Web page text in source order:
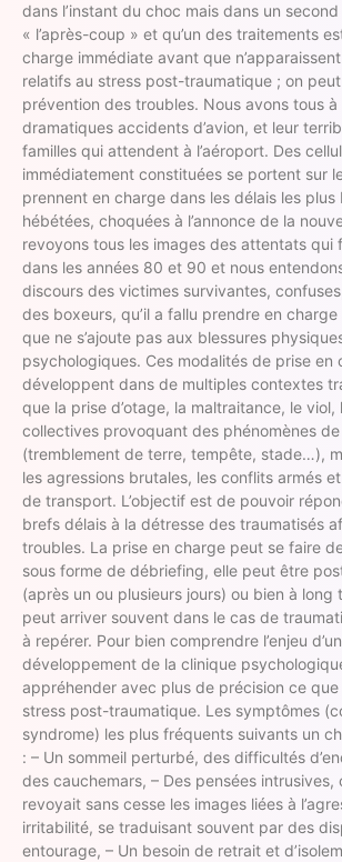
dans l’instant du choc mais dans un
« l’après-coup » et qu’un des traitements
charge immédiate avant que
relatifs au stress post-traumatique ; on
prévention des troubles. Nous avons tous à
dramatiques accidents d’avion, et leur
familles qui attendent à l’aéroport. Des
immédiatement constituées se portent sur
prennent en charge dans les délais les plus
hébétées, choquées à l’annonce de la
revoyons tous les images des attentats qui
dans les années 80 et 90 et nous
discours des victimes survivantes,
des boxeurs, qu’il a fallu prendre en
que ne s’ajoute pas aux blessures
psychologiques. Ces modalités de prise en
développent dans de multiples contextes
que la prise d’otage, la maltraitance, le viol,
collectives provoquant des phénomènes
(tremblement de terre, tempête, stade…),
les agressions brutales, les conflits armés
de transport. L’objectif est de pouvoir
brefs délais à la détresse des traumatisés
troubles. La prise en charge peut se faire
sous forme de débriefing, elle peut être
(après un ou plusieurs jours) ou bien à long
peut arriver souvent dans le cas de
à repérer. Pour bien comprendre l’enjeu
développement de la clinique
appréhender avec plus de précision ce que
stress post-traumatique. Les symptômes
syndrome) les plus fréquents suivants un
: – Un sommeil perturbé, des difficultés
des cauchemars, – Des pensées intrusives,
revoyait sans cesse les images liées à
irritabilité, se traduisant souvent par des
entourage, – Un besoin de retrait et